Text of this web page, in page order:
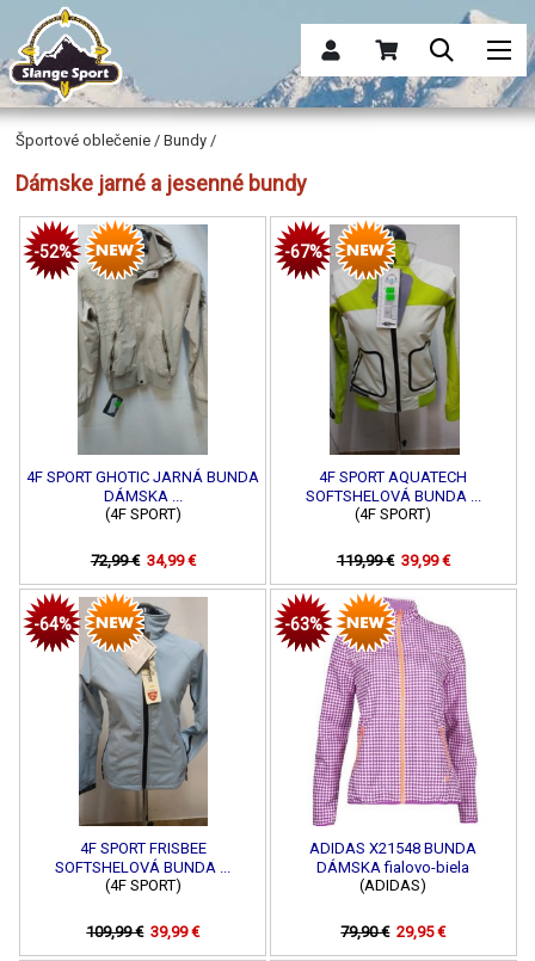
Športové oblečenie / Bundy /
Dámske jarné a jesenné bundy
-52%
4F SPORT GHOTIC JARNÁ BUNDA
DÁMSKA ...
(4F SPORT)
72,99 € 34,99 €
-67%
4F SPORT AQUATECH
SOFTSHELOVÁ BUNDA ...
(4F SPORT)
119,99 € 39,99 €
-64%
4F SPORT FRISBEE
SOFTSHELOVÁ BUNDA ...
(4F SPORT)
109,99 € 39,99 €
-63%
ADIDAS X21548 BUNDA
DÁMSKA fialovo-biela
(ADIDAS)
79,90 € 29,95 €